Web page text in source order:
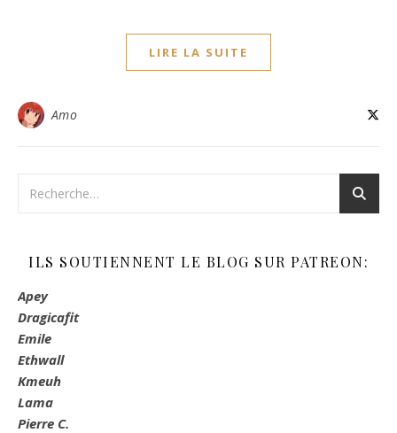
LIRE LA SUITE
Amo
ILS SOUTIENNENT LE BLOG SUR PATREON:
Apey
Dragicafit
Emile
Ethwall
Kmeuh
Lama
Pierre C.